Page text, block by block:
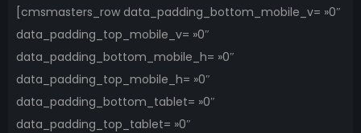
[cmsmasters_row data_padding_bottom_mobile_v= »0″
data_padding_top_mobile_v= »0″
data_padding_bottom_mobile_h= »0″
data_padding_top_mobile_h= »0″
data_padding_bottom_tablet= »0″
data_padding_top_tablet= »0″